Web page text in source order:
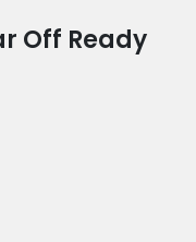
Off Ready